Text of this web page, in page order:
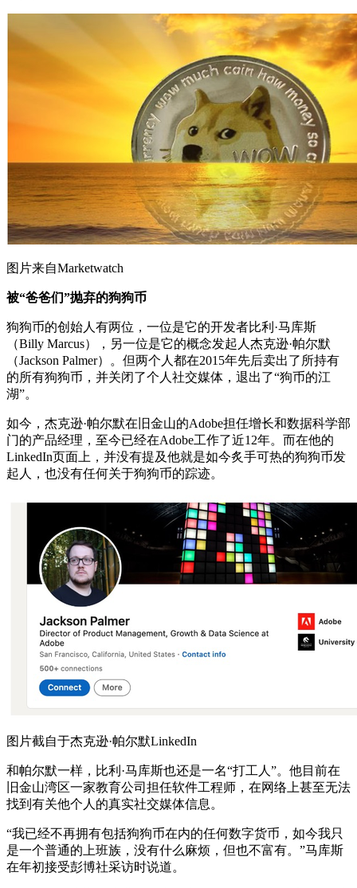
图片来自Marketwatch
被“爸爸们”抛弃的狗狗币
狗狗币的创始人有两位，一位是它的开发者比利·马库斯
（Billy Marcus），另一位是它的概念发起人杰克逊·帕尔默
（Jackson Palmer）。但两个人都在2015年先后卖出了所持有
的所有狗狗币，并关闭了个人社交媒体，退出了“狗币的江
湖”。
如今，杰克逊·帕尔默在旧金山的Adobe担任增长和数据科学部
门的产品经理，至今已经在Adobe工作了近12年。而在他的
LinkedIn页面上，并没有提及他就是如今炙手可热的狗狗币发
起人，也没有任何关于狗狗币的踪迹。
图片截自于杰克逊·帕尔默LinkedIn
和帕尔默一样，比利·马库斯也还是一名“打工人”。他目前在
旧金山湾区一家教育公司担任软件工程师，在网络上甚至无法
找到有关他个人的真实社交媒体信息。
“我已经不再拥有包括狗狗币在内的任何数字货币，如今我只
是一个普通的上班族，没有什么麻烦，但也不富有。”马库斯
在年初接受彭博社采访时说道。